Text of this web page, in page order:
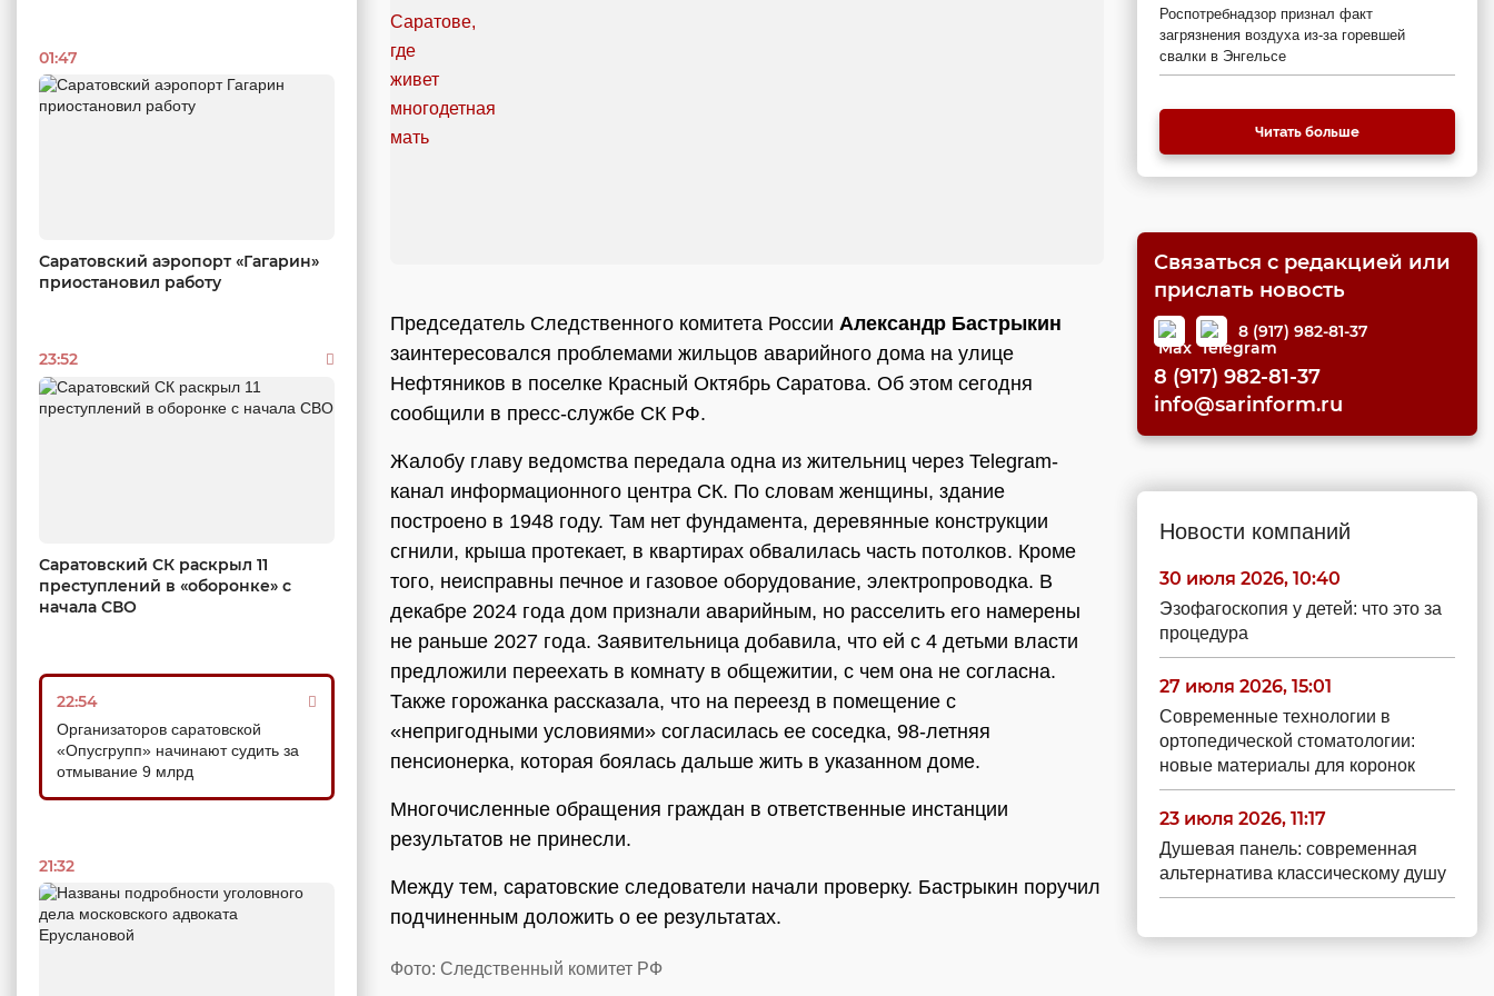
01:47
Саратовский аэропорт «Гагарин»
приостановил работу
23:52
Саратовский СК раскрыл 11
преступлений в «оборонке» с
начала СВО
22:54
Организаторов саратовской
«Опусгрупп» начинают судить за
отмывание 9 млрд
21:32
Председатель Следственного комитета России Александр Бастрыкин
заинтересовался проблемами жильцов аварийного дома на улице
Нефтяников в поселке Красный Октябрь Саратова. Об этом сегодня
сообщили в пресс-службе СК РФ.
Жалобу главу ведомства передала одна из жительниц через Telegram-
канал информационного центра СК. По словам женщины, здание
построено в 1948 году. Там нет фундамента, деревянные конструкции
сгнили, крыша протекает, в квартирах обвалилась часть потолков. Кроме
того, неисправны печное и газовое оборудование, электропроводка. В
декабре 2024 года дом признали аварийным, но расселить его намерены
не раньше 2027 года. Заявительница добавила, что ей с 4 детьми власти
предложили переехать в комнату в общежитии, с чем она не согласна.
Также горожанка рассказала, что на переезд в помещение с
«непригодными условиями» согласилась ее соседка, 98-летняя
пенсионерка, которая боялась дальше жить в указанном доме.
Многочисленные обращения граждан в ответственные инстанции
результатов не принесли.
Между тем, саратовские следователи начали проверку. Бастрыкин поручил
подчиненным доложить о ее результатах.
Фото: Следственный комитет РФ
Роспотребнадзор признал факт
загрязнения воздуха из-за горевшей
свалки в Энгельсе
Читать больше
Связаться с редакцией или
прислать новость
8 (917) 982-81-37
8 (917) 982-81-37
info@sarinform.ru
Новости компаний
30 июля 2026, 10:40
Эзофагоскопия у детей: что это за
процедура
27 июля 2026, 15:01
Современные технологии в
ортопедической стоматологии:
новые материалы для коронок
23 июля 2026, 11:17
Душевая панель: современная
альтернатива классическому душу